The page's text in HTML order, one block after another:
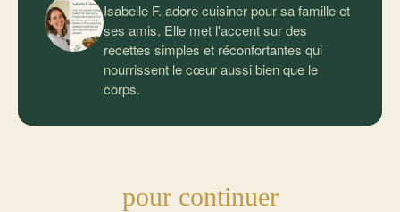
Isabelle F. adore cuisiner pour sa famille et
ses amis. Elle met l'accent sur des
recettes simples et réconfortantes qui
nourrissent le cœur aussi bien que le
corps.
pour continuer